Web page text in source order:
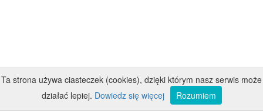
Ta strona używa ciasteczek (cookies), dzięki którym nasz serwis może
działać lepiej. Dowiedz się więcej Rozumiem